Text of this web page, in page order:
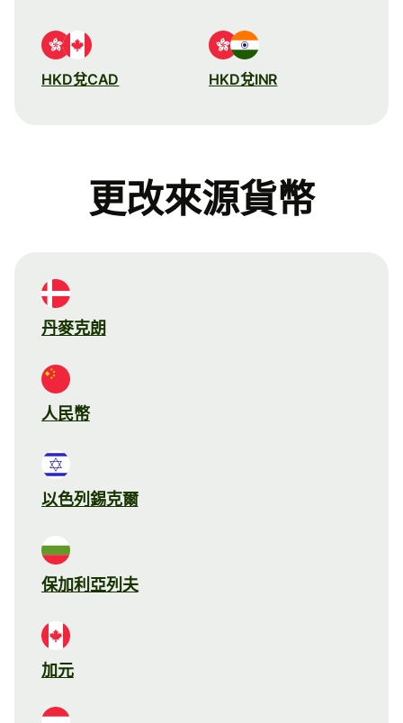
HKD兌CAD HKD兌INR
更改來源貨幣
丹麥克朗
人民幣
以色列錫克爾
保加利亞列夫
加元